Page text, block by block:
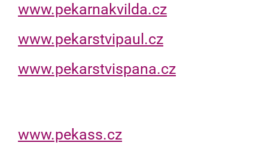
www.pekarnakvilda.cz
www.pekarstvipaul.cz
www.pekarstvispana.cz
www.pekass.cz